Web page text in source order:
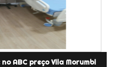
no ABC preço Vila Morumbi